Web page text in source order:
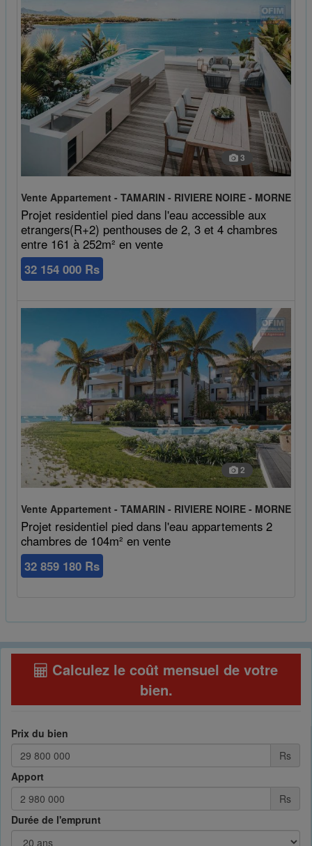
3
Vente Appartement - TAMARIN - RIVIERE NOIRE - MORNE
Projet residentiel pied dans l'eau accessible aux
etrangers(R+2) penthouses de 2, 3 et 4 chambres
entre 161 à 252m² en vente
32 154 000 Rs
2
Vente Appartement - TAMARIN - RIVIERE NOIRE - MORNE
Projet residentiel pied dans l'eau appartements 2
chambres de 104m² en vente
32 859 180 Rs
Calculez le coût mensuel de votre
bien.
Prix du bien
Rs
Apport
Rs
Durée de l'emprunt